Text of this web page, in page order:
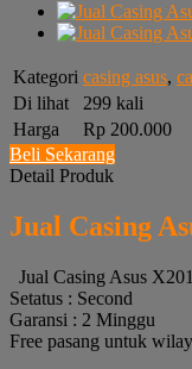
Kategori casing asus,
Di lihat
299 kali
Harga
Rp 200.000
Beli Sekarang
Detail Produk
Jual Casing
Jual Casing Asus
Setatus : Second
Garansi : 2 Minggu
Free pasang untuk